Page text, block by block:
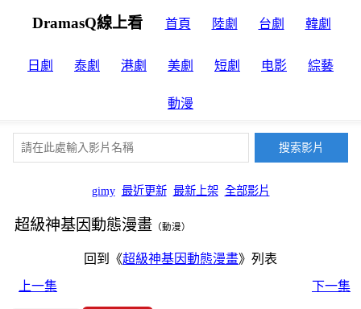
DramasQ線上看 首頁 陸劇 台劇 韓劇
日劇 泰劇 港劇 美劇 短劇 电影 綜藝
動漫
gimy 最近更新 最新上架 全部影片
超級神基因動態漫畫 （動漫）
回到《超級神基因動態漫畫》列表
上一集
下一集